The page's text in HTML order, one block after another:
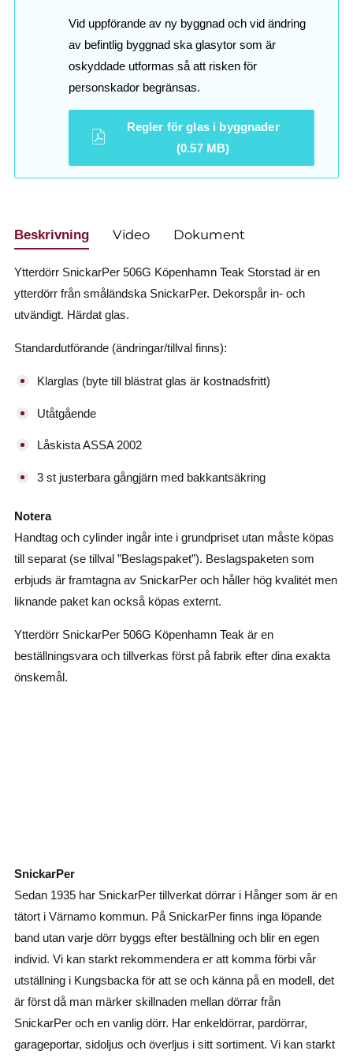
Vid uppförande av ny byggnad och vid ändring
av befintlig byggnad ska glasytor som är
oskyddade utformas så att risken för
personskador begränsas.
Regler för glas i byggnader
(0.57 MB)
Beskrivning Video Dokument
Ytterdörr SnickarPer 506G Köpenhamn Teak Storstad är en
ytterdörr från småländska SnickarPer. Dekorspår in- och
utvändigt. Härdat glas.
Standardutförande (ändringar/tillval finns):
Klarglas (byte till blästrat glas är kostnadsfritt)
Utåtgående
Låskista ASSA 2002
3 st justerbara gångjärn med bakkantsäkring
Notera
Handtag och cylinder ingår inte i grundpriset utan måste köpas
till separat (se tillval ”Beslagspaket”). Beslagspaketen som
erbjuds är framtagna av SnickarPer och håller hög kvalitét men
liknande paket kan också köpas externt.
Ytterdörr SnickarPer 506G Köpenhamn Teak är en
beställningsvara och tillverkas först på fabrik efter dina exakta
önskemål.
SnickarPer
Sedan 1935 har SnickarPer tillverkat dörrar i Hånger som är en
tätort i Värnamo kommun. På SnickarPer finns inga löpande
band utan varje dörr byggs efter beställning och blir en egen
individ. Vi kan starkt rekommendera er att komma förbi vår
utställning i Kungsbacka för att se och känna på en modell, det
är först då man märker skillnaden mellan dörrar från
SnickarPer och en vanlig dörr. Har enkeldörrar, pardörrar,
garageportar, sidoljus och överljus i sitt sortiment. Vi kan starkt